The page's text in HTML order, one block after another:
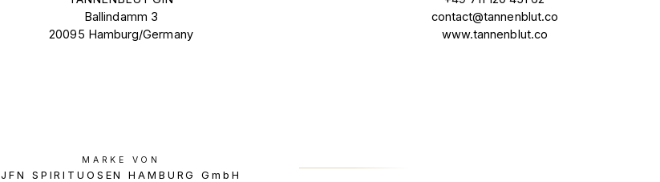
Ballindamm 3
20095 Hamburg/Germany
contact@tannenblut.co
www.tannenblut.co
MARKE VON
JFN SPIRITUOSEN HAMBURG GmbH